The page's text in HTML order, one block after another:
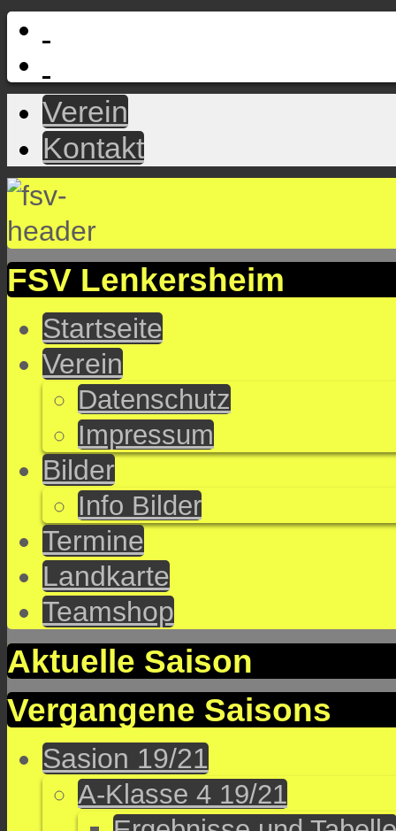
Verein
Kontakt
FSV Lenkersheim
Startseite
Verein
Datenschutz
Impressum
Bilder
Info Bilder
Termine
Landkarte
Teamshop
Aktuelle Saison
Vergangene Saisons
Sasion 19/21
A-Klasse 4 19/21